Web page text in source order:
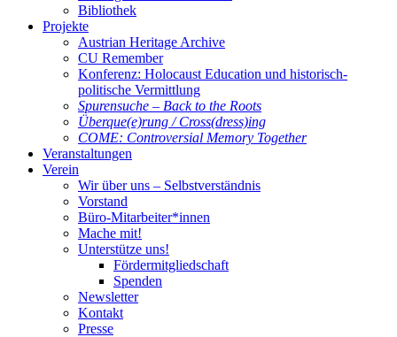
Bibliothek
Projekte
Austrian Heritage Archive
CU Remember
Konferenz: Holocaust Education und historisch-
politische Vermittlung
Spurensuche – Back to the Roots
Überque(e)rung / Cross(dress)ing
COME: Controversial Memory Together
Veranstaltungen
Verein
Wir über uns – Selbstverständnis
Vorstand
Büro-Mitarbeiter*innen
Mache mit!
Unterstütze uns!
Fördermitgliedschaft
Spenden
Newsletter
Kontakt
Presse